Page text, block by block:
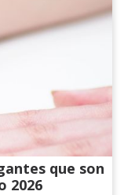
que son
2026